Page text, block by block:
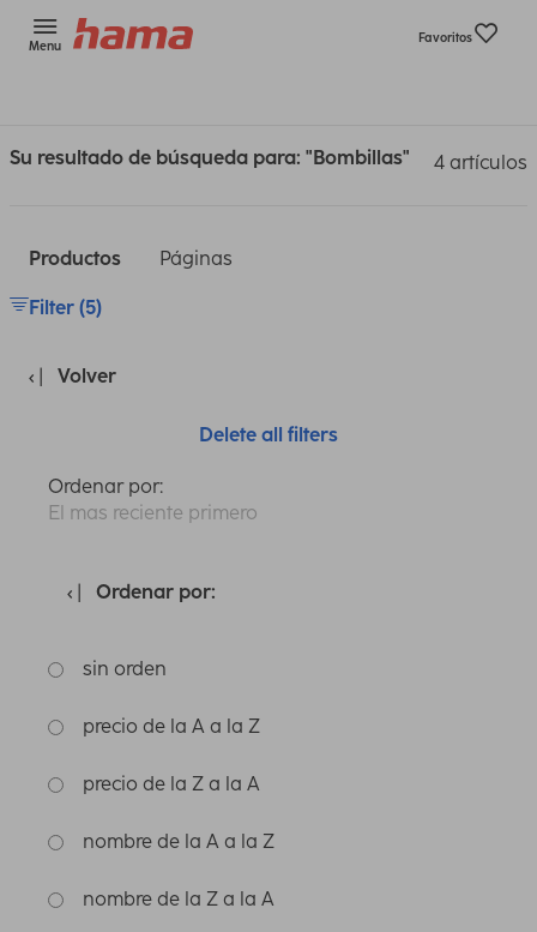
Menu
Favoritos
Su resultado de búsqueda para: "Bombillas" 4 artículos
Productos Páginas
Filter (5)
Volver
Delete all filters
Ordenar por:
El mas reciente primero
Ordenar por:
sin orden
precio de la A a la Z
precio de la Z a la A
nombre de la A a la Z
nombre de la Z a la A